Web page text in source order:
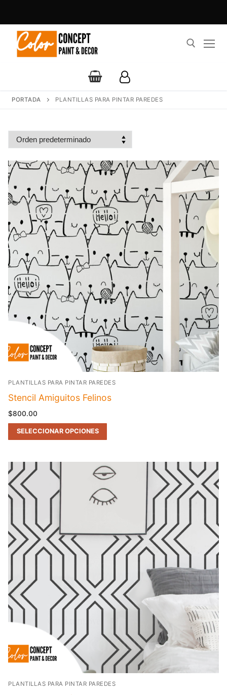
contenido
Buscar:
PORTADA PLANTILLAS PARA PINTAR PAREDES
PLANTILLAS PARA PINTAR PAREDES
Stencil Amiguitos Felinos
$800.00
SELECCIONAR OPCIONES
PLANTILLAS PARA PINTAR PAREDES